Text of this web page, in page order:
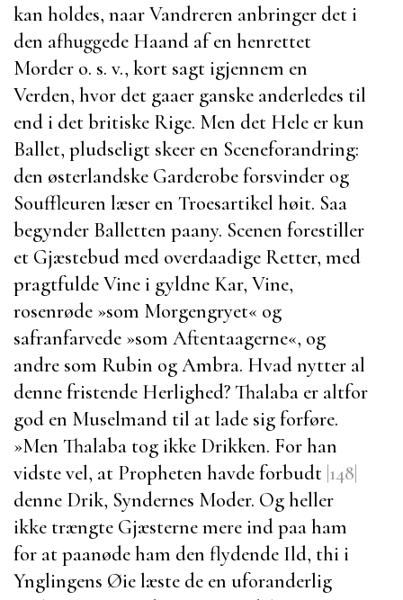
kan holdes, naar Vandreren anbringer det i
den afhuggede Haand af en henrettet
Morder o. s. v., kort sagt igjennem en
Verden, hvor det gaaer ganske anderledes til
end i det britiske Rige. Men det Hele er kun
Ballet, pludseligt skeer en Sceneforandring:
den østerlandske Garderobe forsvinder og
Souffleuren læser en Troesartikel høit. Saa
begynder Balletten paany. Scenen forestiller
et Gjæstebud med overdaadige Retter, med
pragtfulde Vine i gyldne Kar, Vine,
rosenrøde »som Morgengryet« og
safranfarvede »som Aftentaagerne«, og
andre som Rubin og Ambra. Hvad nytter al
denne fristende Herlighed? Thalaba er altfor
god en Muselmand til at lade sig forføre.
»Men Thalaba tog ikke Drikken. For han
vidste vel, at Propheten havde forbudt |148|
denne Drik, Syndernes Moder. Og heller
ikke trængte Gjæsterne mere ind paa ham
for at paanøde ham den flydende Ild, thi i
Ynglingens Øie læste de en uforanderlig